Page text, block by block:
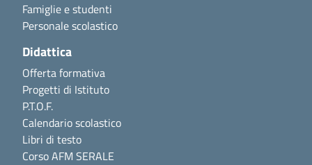
Famiglie e studenti
Personale scolastico
Didattica
Offerta formativa
Progetti di Istituto
P.T.O.F.
Calendario scolastico
Libri di testo
Corso AFM SERALE